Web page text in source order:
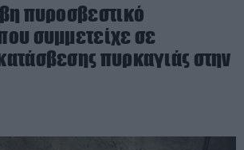
πυροσβεστικό
συμμετείχε σε
πυρκαγιάς στην